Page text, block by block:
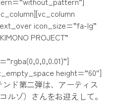
年4月1日 北近畿経済新聞
2023年3月10日 京都新聞
「織物の魅力 発信の場に」
ザー・キンキ展に出展しました
～３月３１日 アナザー・
Exhibition DIALOUGE に出展
８日〜１１日 ホテルカン
４日 京都伝統産業ミュージ
Exhibition DIALOGUE
月９日〜１２日 カンラホテ
織りなすあたらしい暮らし」
急うめだ本店 10階『うめだ
/ 大阪
Exhibition DIALOGUE +」に出
４日 京都伝統産業ミュージ
プロダクトの企画・制作・販
ーダーやコラボレーション商
VISIT PROGRAM
４名の参加がありました（２
にご参加いただいています）
icon_size=”fa-lg”
PROJECT”
height=”60″]
ド第二弾は、アーティス
ルゾ）さんをお迎えして。